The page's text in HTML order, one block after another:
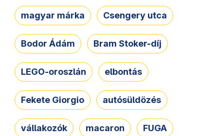
magyar márka Csengery utca
Bodor Ádám Bram Stoker-díj
LEGO-oroszlán elbontás
Fekete Giorgio autósüldözés
vállakozók macaron FUGA